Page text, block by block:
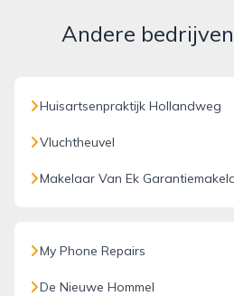
Andere
Huisartsenpraktijk Hollandweg
Vluchtheuvel
Makelaar Van Ek
My Phone Repairs
De Nieuwe Hommel